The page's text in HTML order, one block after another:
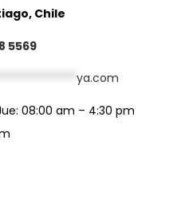
Chile
5569
ya.com
08:00 am – 4:30 pm